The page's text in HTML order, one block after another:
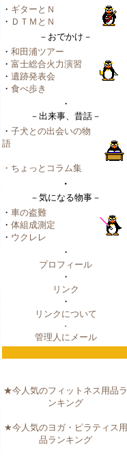
・ ギターとＮ
・ ＤＴＭとＮ
－おでかけ－
・ 和田浦ツアー
・ 富士総合火力演習
・ 遺跡発表会
・ 食べ歩き
・
－出来事、昔話－
・ 子犬との出会いの物
語
・ちょっとコラム集
・
－気になる物事－
・ 車の盗難
・ 体組成測定
・ ウクレレ
・
プロフィール
・
リンク
・
リンクについて
・
管理人にメール
★今人気のフィットネス用品ラ
ンキング
★今人気のヨガ・ピラティス用
品ランキング